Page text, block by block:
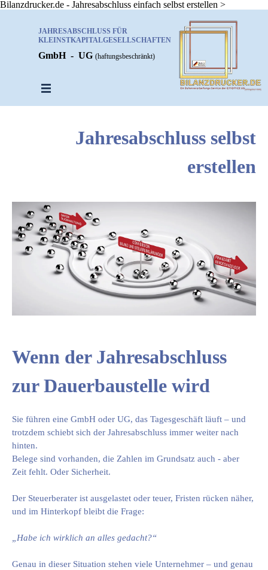
Bilanzdrucker.de - Jahresabschluss einfach selbst erstellen >
JAHRESABSCHLUSS FÜR
KLEINSTKAPITALGESELLSCHAFTEN
GmbH - UG (haftungsbeschränkt)
Menü überspringen
Jahresabschluss selbst
erstellen
Wenn der Jahresabschluss
zur Dauerbaustelle wird
Sie führen eine GmbH oder UG, das Tagesgeschäft läuft – und
trotzdem schiebt sich der Jahresabschluss immer weiter nach
hinten.
Belege sind vorhanden, die Zahlen im Grundsatz auch - aber
Zeit fehlt. Oder Sicherheit.
Der Steuerberater ist ausgelastet oder teuer, Fristen rücken näher,
und im Hinterkopf bleibt die Frage:
„Habe ich wirklich an alles gedacht?“
Genau in dieser Situation stehen viele Unternehmer – und genau